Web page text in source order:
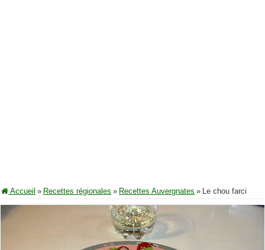
Accueil » Recettes régionales » Recettes Auvergnates » Le chou farci